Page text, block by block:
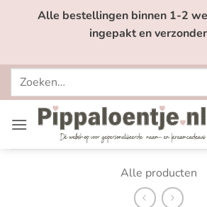
Alle bestellingen binnen 1-2
ingepakt en
Zoeken
Alle producten